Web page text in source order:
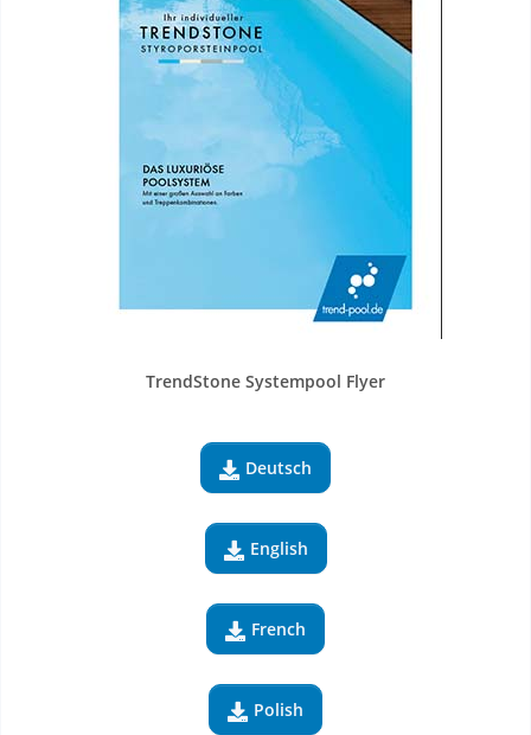
TrendStone Systempool Flyer
 Deutsch
 English
 French
 Polish